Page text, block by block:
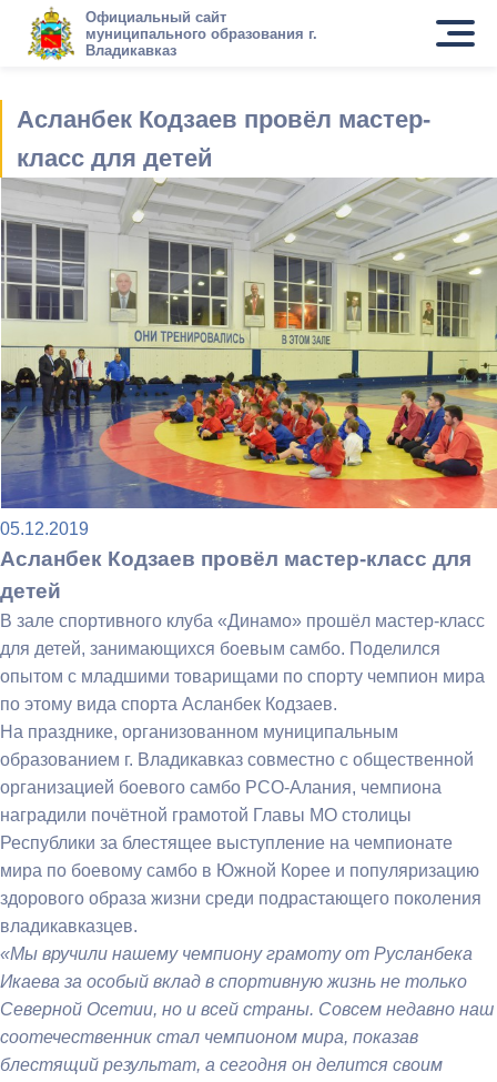
Официальный сайт
муниципального образования г.
Владикавказ
Асланбек Кодзаев провёл мастер-
класс для детей
05.12.2019
Асланбек Кодзаев провёл мастер-класс для
детей
В зале спортивного клуба «Динамо» прошёл мастер-класс
для детей, занимающихся боевым самбо. Поделился
опытом с младшими товарищами по спорту чемпион мира
по этому вида спорта Асланбек Кодзаев.
На празднике, организованном муниципальным
образованием г. Владикавказ совместно с общественной
организацией боевого самбо РСО-Алания, чемпиона
наградили почётной грамотой Главы МО столицы
Республики за блестящее выступление на чемпионате
мира по боевому самбо в Южной Корее и популяризацию
здорового образа жизни среди подрастающего поколения
владикавказцев.
«Мы вручили нашему чемпиону грамоту от Русланбека
Икаева за особый вклад в спортивную жизнь не только
Северной Осетии, но и всей страны. Совсем недавно наш
соотечественник стал чемпионом мира, показав
блестящий результат, а сегодня он делится своим